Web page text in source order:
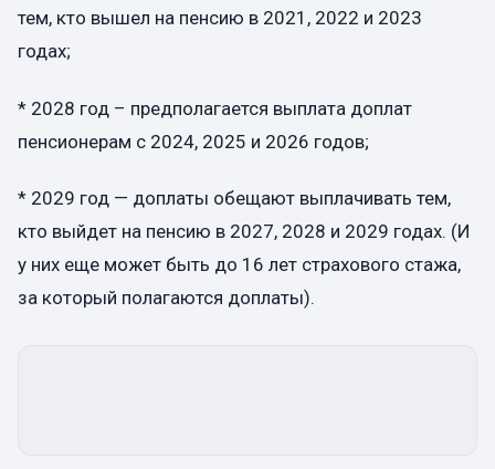
тем, кто вышел на пенсию в 2021, 2022 и 2023
годах;
* 2028 год – предполагается выплата доплат
пенсионерам с 2024, 2025 и 2026 годов;
* 2029 год — доплаты обещают выплачивать тем,
кто выйдет на пенсию в 2027, 2028 и 2029 годах. (И
у них еще может быть до 16 лет страхового стажа,
за который полагаются доплаты).